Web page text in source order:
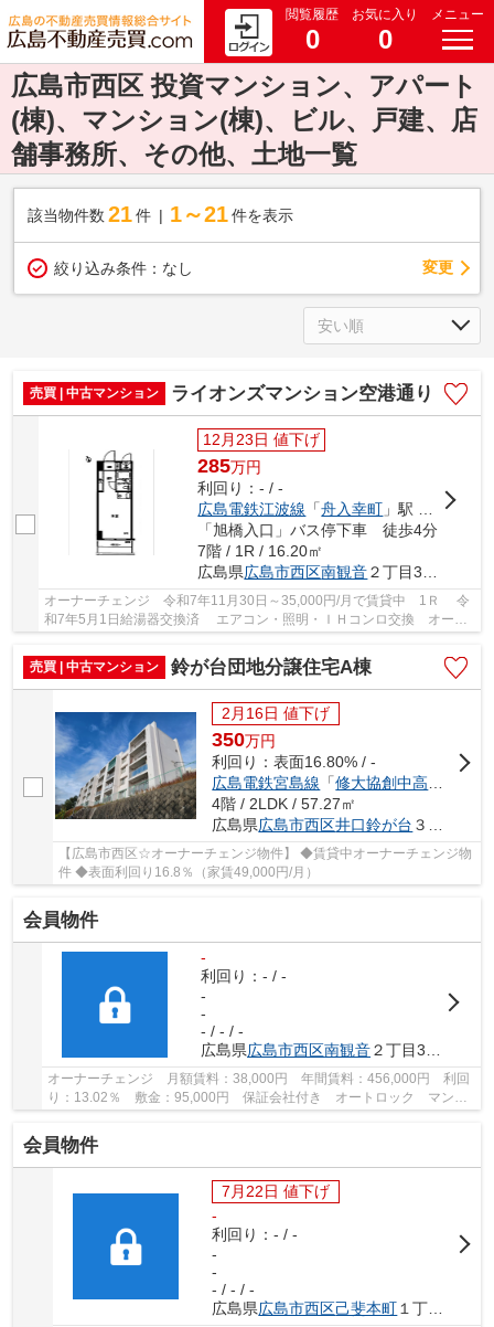
閲覧履歴
0
お気に入り
0
メニュー
広島市西区 投資マンション、アパート
(棟)、マンション(棟)、ビル、戸建、店
舗事務所、その他、土地一覧
該当物件数 21件 1～21 件を表示
絞り込み条件： なし 変更
売買 | 中古マンション ライオンズマンション空港通り
12月23日 値下げ
285万円
利回り：- / -
広島電鉄江波線 「舟入幸町 」駅 徒歩15分
「旭橋入口」バス停下車 徒歩4分
7階 / 1R / 16.20㎡
広島県広島市西区南観音２丁目3-44
オーナーチェンジ 令和7年11月30日～35,000円/月で賃貸中 1Ｒ 令
和7年5月1日給湯器交換済 エアコン・照明・ＩＨコンロ交換 オート
売買 | 中古マンション
鈴が台団地分譲住宅A棟
2月16日 値下げ
350万円
利回り：表面16.80% / -
広島電鉄宮島線 「修大協創中高前
4階 / 2LDK / 57.27㎡
広島県広島市西区井口鈴が台 ３丁目2-7
【広島市西区☆オーナーチェンジ物件】 ◆賃貸中オーナーチェンジ物
件 ◆表面利回り16.8％（家賃49,000円/月）
会員物件
-
利回り：- / -
-
-
- / - / -
広島県広島市西区南観音２丁目3-44
オーナーチェンジ 月額賃料：38,000円 年間賃料：456,000円 利回
り：13.02％ 敷金：95,000円 保証会社付き オートロック マンシ
ョン内コインランドリーあり
会員物件
7月22日 値下げ
-
利回り：- / -
-
-
- / - / -
広島県広島市西区己斐本町 １丁目23-15